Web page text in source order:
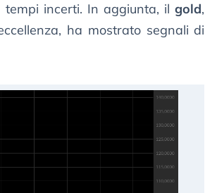
tempi incerti. In aggiunta, ilgold,
ha mostrato segnali di